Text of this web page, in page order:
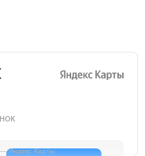
Яндекс Карты